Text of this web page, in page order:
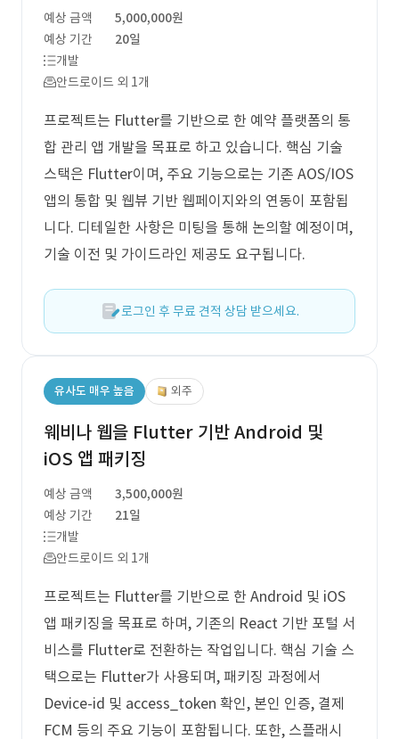
예상 금액
5,000,000원
예상 기간
20일
개발
안드로이드 외 1개
프로젝트는 Flutter를 기반으로 한 예약 플랫폼의 통
합 관리 앱 개발을 목표로 하고 있습니다. 핵심 기술
스택은 Flutter이며, 주요 기능으로는 기존 AOS/IOS
앱의 통합 및 웹뷰 기반 웹페이지와의 연동이 포함됩
니다. 디테일한 사항은 미팅을 통해 논의할 예정이며,
기술 이전 및 가이드라인 제공도 요구됩니다.
로그인 후 무료 견적 상담 받으세요.
유사도 매우 높음 외주
웨비나 웹을 Flutter 기반 Android 및
iOS 앱 패키징
예상 금액
3,500,000원
예상 기간
21일
개발
안드로이드 외 1개
프로젝트는 Flutter를 기반으로 한 Android 및 iOS
앱 패키징을 목표로 하며, 기존의 React 기반 포털 서
비스를 Flutter로 전환하는 작업입니다. 핵심 기술 스
택으로는 Flutter가 사용되며, 패키징 과정에서
Device-id 및 access_token 확인, 본인 인증, 결제
FCM 등의 주요 기능이 포함됩니다. 또한, 스플래시